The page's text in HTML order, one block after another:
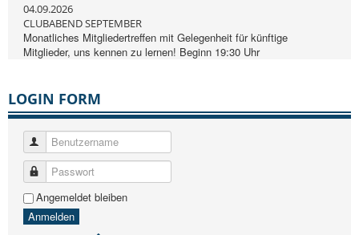
04.09.2026
CLUBABEND SEPTEMBER
Monatliches Mitgliedertreffen mit Gelegenheit für künftige
Mitglieder, uns kennen zu lernen! Beginn 19:30 Uhr
LOGIN FORM
Benutzername
Passwort
Angemeldet bleiben
Anmelden